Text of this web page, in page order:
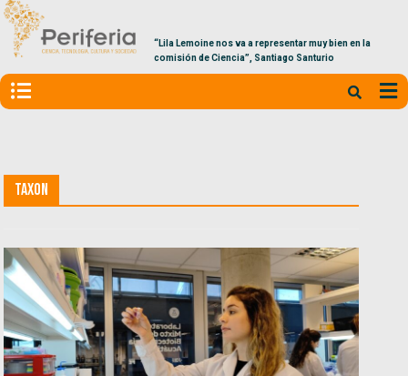
“Lila Lemoine nos va a representar muy bien en la
comisión de Ciencia”, Santiago Santurio
Taxon